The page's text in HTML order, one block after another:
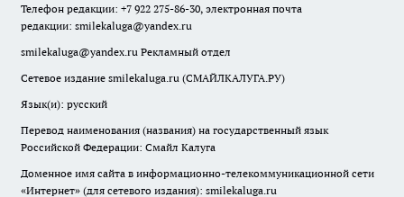
Телефон редакции: +7 922 275-86-30, электронная почта
редакции: smilekaluga@yandex.ru
smilekaluga@yandex.ru Рекламный отдел
Сетевое издание smilekaluga.ru (СМАЙЛКАЛУГА.РУ)
Язык(и): русский
Перевод наименования (названия) на государственный язык
Российской Федерации: Смайл Калуга
Доменное имя сайта в информационно-телекоммуникационной сети
«Интернет» (для сетевого издания): smilekaluga.ru